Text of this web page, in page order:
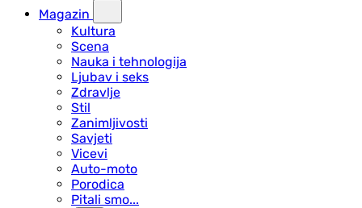
Magazin
Kultura
Scena
Nauka i tehnologija
Ljubav i seks
Zdravlje
Stil
Zanimljivosti
Savjeti
Vicevi
Auto-moto
Porodica
Pitali smo...